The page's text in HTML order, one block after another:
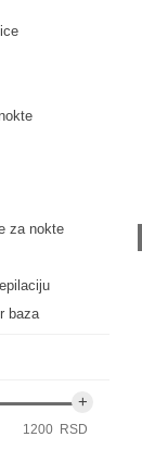
za nokte
baza
1200 RSD